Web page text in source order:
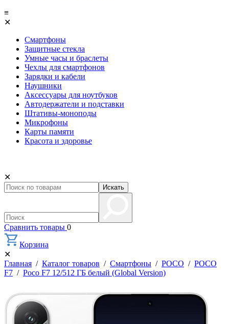
≡
✕
Смартфоны
Защитные стекла
Умные часы и браслеты
Чехлы для смартфонов
Зарядки и кабели
Наушники
Аксессуары для ноутбуков
Автодержатели и подставки
Штативы-моноподы
Микрофоны
Карты памяти
Красота и здоровье
✕
Искать
Сравнить товары 0
Корзина
✕
Главная / Каталог товаров / Смартфоны / POCO / POCO
F7 / Poco F7 12/512 ГБ белый (Global Version)